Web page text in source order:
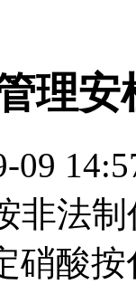
理安
09
法制
硝酸